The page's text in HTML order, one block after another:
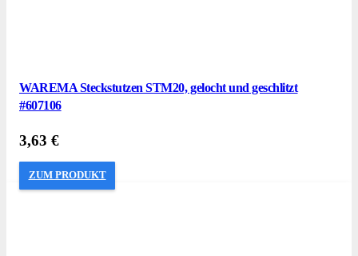
WAREMA Steckstutzen STM20, gelocht und geschlitzt
#607106
3,63 €
ZUM PRODUKT